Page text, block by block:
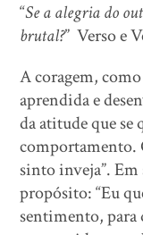
“Se a alegria do
brutal?” Verso e
A coragem,
aprendida e
da atitude que
comportamento.
sinto inveja”. Em
propósito: “Eu
sentimento, para